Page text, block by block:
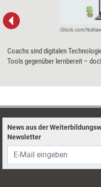
iStock.com/
Coachs sind digitalen
Tools gegenüber lernbereit –
News aus der
Newsletter